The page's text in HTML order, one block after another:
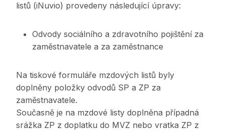
listů (iNuvio) provedeny následující úpravy:
Odvody sociálního a zdravotního pojištění za
zaměstnavatele a za zaměstnance
Na tiskové formuláře mzdových listů byly
doplněny položky odvodů SP a ZP za
zaměstnavatele.
Současně je na mzdové listy doplněna případná
srážka ZP z doplatku do MVZ nebo vratka ZP z